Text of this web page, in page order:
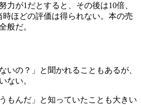
力が1だとすると、その後は10倍、
時ほどの評価は得られない。本の売
般だ。
いの？」と聞かれることもあるが、
ない。
もんだ」と知っていたことも大きい